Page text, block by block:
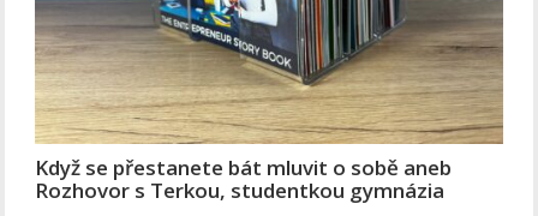
Když se přestanete bát mluvit o sobě aneb
Rozhovor s Terkou, studentkou gymnázia